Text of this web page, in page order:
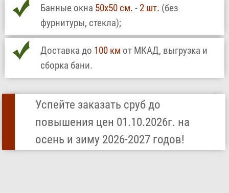
Банные окна 50х50 см. - 2 шт. (без
фурнитуры, стекла);
Доставка до 100 км от МКАД, выгрузка и
сборка бани.
Успейте заказать сруб до
повышения цен 01.10.2026г. на
осень и зиму 2026-2027 годов!